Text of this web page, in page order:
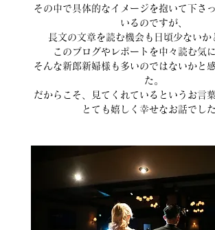
その中で具体的なイメージを抱いて下さ
いるのですが、
長文の文章を読む機会も日頃少ないか
このブログやレポートを中々読む気
そんな新郎新婦様も多いのではないかと
た。
だからこそ、見てくれているというお言
とても嬉しく幸せなお話でした